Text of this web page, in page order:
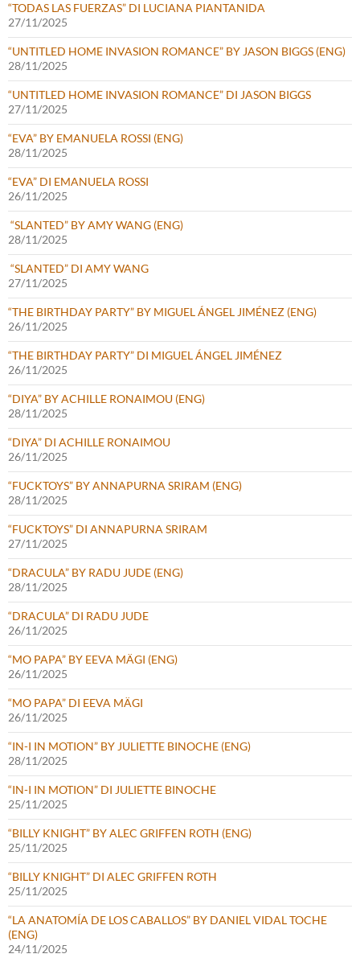
“TODAS LAS FUERZAS” DI LUCIANA PIANTANIDA
27/11/2025
“UNTITLED HOME INVASION ROMANCE” BY JASON BIGGS (ENG)
28/11/2025
“UNTITLED HOME INVASION ROMANCE” DI JASON BIGGS
27/11/2025
“EVA” BY EMANUELA ROSSI (ENG)
28/11/2025
“EVA” DI EMANUELA ROSSI
26/11/2025
“SLANTED” BY AMY WANG (ENG)
28/11/2025
“SLANTED” DI AMY WANG
27/11/2025
“THE BIRTHDAY PARTY” BY MIGUEL ÁNGEL JIMÉNEZ (ENG)
26/11/2025
“THE BIRTHDAY PARTY” DI MIGUEL ÁNGEL JIMÉNEZ
26/11/2025
“DIYA” BY ACHILLE RONAIMOU (ENG)
28/11/2025
“DIYA” DI ACHILLE RONAIMOU
26/11/2025
“FUCKTOYS” BY ANNAPURNA SRIRAM (ENG)
28/11/2025
“FUCKTOYS” DI ANNAPURNA SRIRAM
27/11/2025
“DRACULA” BY RADU JUDE (ENG)
28/11/2025
“DRACULA” DI RADU JUDE
26/11/2025
“MO PAPA” BY EEVA MÄGI (ENG)
26/11/2025
“MO PAPA” DI EEVA MÄGI
26/11/2025
“IN-I IN MOTION” BY JULIETTE BINOCHE (ENG)
28/11/2025
“IN-I IN MOTION” DI JULIETTE BINOCHE
25/11/2025
“BILLY KNIGHT” BY ALEC GRIFFEN ROTH (ENG)
25/11/2025
“BILLY KNIGHT” DI ALEC GRIFFEN ROTH
25/11/2025
“LA ANATOMÍA DE LOS CABALLOS” BY DANIEL VIDAL TOCHE
(ENG)
24/11/2025